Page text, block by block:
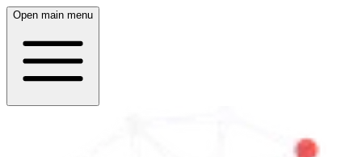
Open main menu